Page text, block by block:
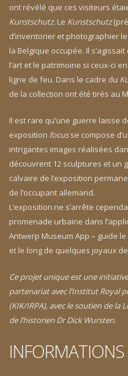
ont révélé que ces visiteurs
Kunstschutz. Le Kunstschutz
d’inventorier et photographier
la Belgique occupée. Il
l’art et le patrimoine si ceux-ci
ligne de feu. Dans le cadre du
de la collection ont été tirés au
Il est rare qu’une guerre laisse
exposition focusse compose
intrigantes images réalisées
découvrent 12 sculptures et un
calvaire de l’exposition
de l’occupant allemand.
L’exposition ne s’arrête
promenade urbaine dans
Antwerp Museum App – guide
et le long de quelques joyaux
Ce projet unique est une
partenariat avec l’Institut Royal
(KIK/IRPA), avec le soutien de
de l’historien Dr Dick Wursten.